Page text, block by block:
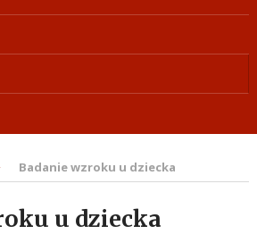
Badanie wzroku u dziecka
u dziecka